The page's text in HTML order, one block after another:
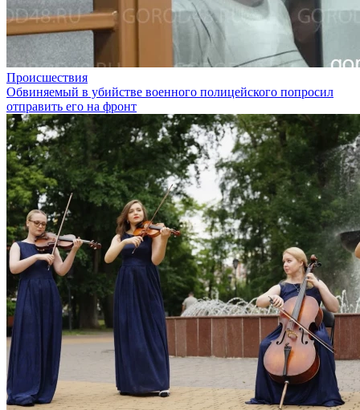
Происшествия
Обвиняемый в убийстве военного полицейского попросил
отправить его на фронт